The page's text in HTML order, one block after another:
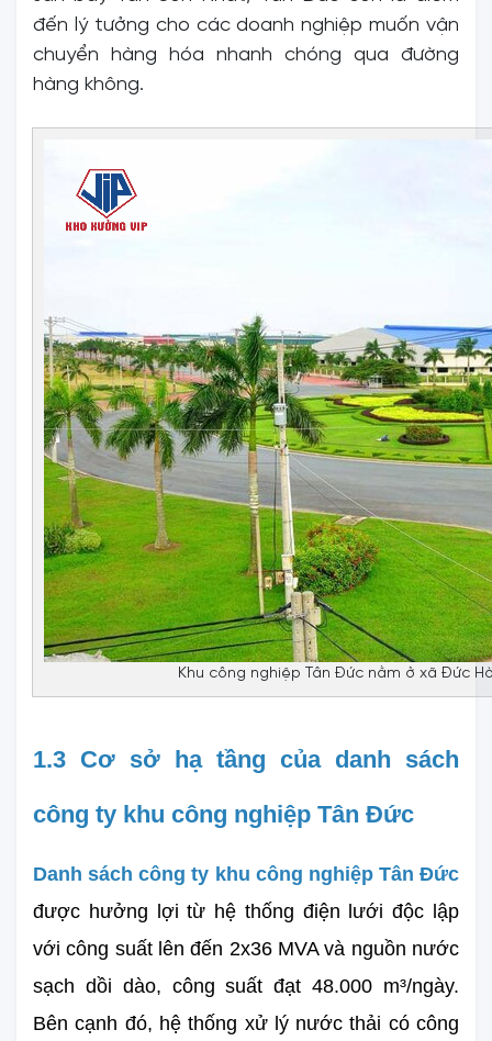
đến lý tưởng cho các doanh nghiệp muốn vận
chuyển hàng hóa nhanh chóng qua đường
hàng không.
Khu công nghiệp Tân Đức nằm ở xã Đức
1.3 Cơ sở hạ tầng của danh sách
công ty khu công nghiệp Tân Đức
Danh sách công ty khu công nghiệp Tân Đức
được hưởng lợi từ hệ thống điện lưới độc lập
với công suất lên đến 2x36 MVA và nguồn nước
sạch dồi dào, công suất đạt 48.000 m³/ngày.
Bên cạnh đó, hệ thống xử lý nước thải có công